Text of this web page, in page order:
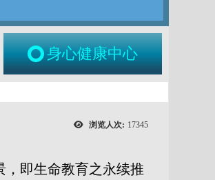
身心健康中心
浏览人次: 17345
即生命教育之永续推